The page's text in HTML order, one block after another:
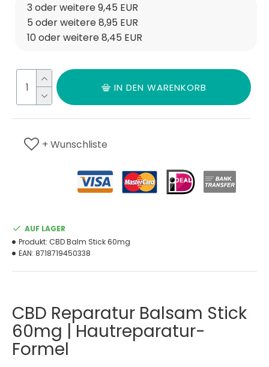
AUF LAGER
Produkt: CBD Balm Stick 60mg
EAN: 8718719450338
3 oder weitere 9,45 EUR
5 oder weitere 8,95 EUR
10 oder weitere 8,45 EUR
IN DEN WARENKORB
+ Wunschliste
CBD Reparatur Balsam Stick
60mg | Hautreparatur-
Formel